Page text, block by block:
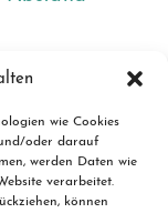
wie Cookies
oder darauf
werden Daten wie
verarbeitet.
können
und